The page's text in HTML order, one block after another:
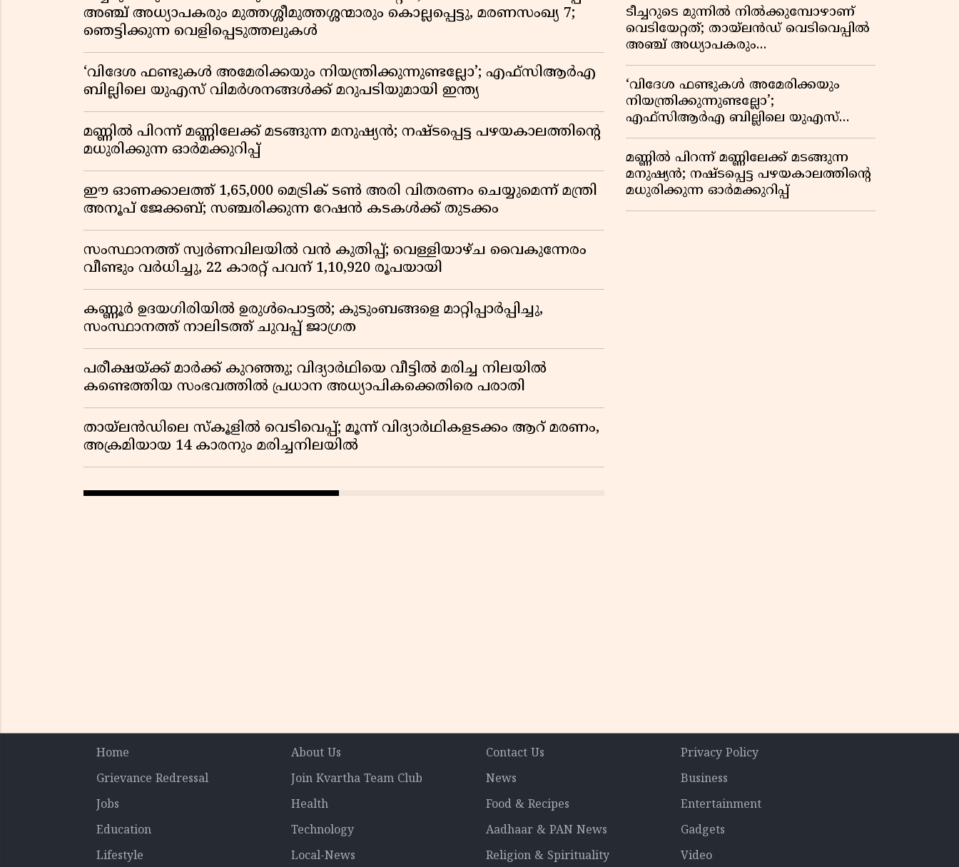
അഞ്ച് അധ്യാപകരും മുത്തശ്ശീമുത്തശ്ശന്മാരും കൊല്ലപ്പെട്ടു, മരണസംഖ്യ 7;
ഞെട്ടിക്കുന്ന വെളിപ്പെടുത്തലുകൾ
‘വിദേശ ഫണ്ടുകൾ അമേരിക്കയും നിയന്ത്രിക്കുന്നുണ്ടല്ലോ’; എഫ്സിആർഎ
ബില്ലിലെ യുഎസ് വിമർശനങ്ങൾക്ക് മറുപടിയുമായി ഇന്ത്യ
മണ്ണിൽ പിറന്ന് മണ്ണിലേക്ക് മടങ്ങുന്ന മനുഷ്യൻ; നഷ്ടപ്പെട്ട പഴയകാലത്തിൻ്റെ
മധുരിക്കുന്ന ഓർമക്കുറിപ്പ്
ഈ ഓണക്കാലത്ത് 1,65,000 മെട്രിക് ടൺ അരി വിതരണം ചെയ്യുമെന്ന് മന്ത്രി
അനൂപ് ജേക്കബ്; സഞ്ചരിക്കുന്ന റേഷൻ കടകൾക്ക് തുടക്കം
സംസ്ഥാനത്ത് സ്വർണവിലയിൽ വൻ കുതിപ്പ്; വെള്ളിയാഴ്ച വൈകുന്നേരം
വീണ്ടും വർധിച്ചു, 22 കാരറ്റ് പവന് 1,10,920 രൂപയായി
കണ്ണൂർ ഉദയഗിരിയിൽ ഉരുൾപൊട്ടൽ; കുടുംബങ്ങളെ മാറ്റിപ്പാർപ്പിച്ചു,
സംസ്ഥാനത്ത് നാലിടത്ത് ചുവപ്പ് ജാഗ്രത
പരീക്ഷയ്ക്ക് മാർക്ക് കുറഞ്ഞു; വിദ്യാർഥിയെ വീട്ടിൽ മരിച്ച നിലയിൽ
കണ്ടെത്തിയ സംഭവത്തിൽ പ്രധാന അധ്യാപികക്കെതിരെ പരാതി
തായ്‌ലൻഡിലെ സ്‌കൂളിൽ വെടിവെപ്പ്; മൂന്ന് വിദ്യാർഥികളടക്കം ആറ് മരണം,
അക്രമിയായ 14 കാരനും മരിച്ചനിലയിൽ
ടീച്ചറുടെ മുന്നിൽ നിൽക്കുമ്പോഴാണ്
വെടിയേറ്റത്; തായ്‌ലൻഡ് വെടിവെപ്പിൽ
അഞ്ച് അധ്യാപകരും
മുത്തശ്ശീമുത്തശ്ശന്മാരും കൊല്ലപ്പെട്ടു,
മരണസംഖ്യ 7; ഞെട്ടിക്കുന്ന
വെളിപ്പെടുത്തലുകൾ
‘വിദേശ ഫണ്ടുകൾ അമേരിക്കയും
നിയന്ത്രിക്കുന്നുണ്ടല്ലോ’;
എഫ്സിആർഎ ബില്ലിലെ യുഎസ്
വിമർശനങ്ങൾക്ക് മറുപടിയുമായി ഇന്ത്യ
മണ്ണിൽ പിറന്ന് മണ്ണിലേക്ക് മടങ്ങുന്ന
മനുഷ്യൻ; നഷ്ടപ്പെട്ട പഴയകാലത്തിൻ്റെ
മധുരിക്കുന്ന ഓർമക്കുറിപ്പ്
Home About Us Contact Us
Privacy Policy
Grievance Redressal
Join Kvartha Team Club News
Business
Jobs
Health Food & Recipes
Entertainment
Education
Technology Aadhaar & PAN News
Gadgets
Lifestyle
Local-News Religion & Spirituality Video